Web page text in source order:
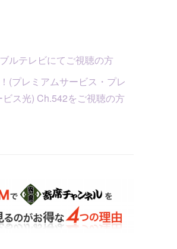
ルテレビにてご視聴の方
(プレミアムサービス・プレ
ビス光) Ch.542をご視聴の方